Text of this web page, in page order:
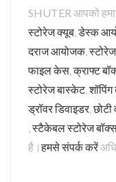
SHUTER आपको
स्टोरेज क्यूब,डेस्क
दराज आयोजक,
फाइल केस,क्राफ्ट
स्टोरेज बास्केट,
ड्रॉवर डिवाइडर,
,स्टैकेबल स्टोरेज
है।हमसे संपर्क करें